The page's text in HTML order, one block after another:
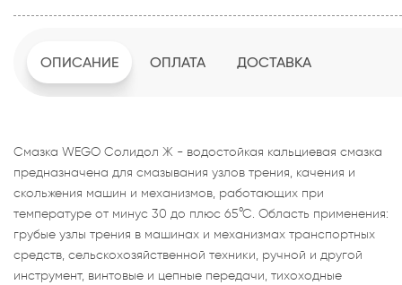
ОПИСАНИЕ ОПЛАТА ДОСТАВКА
Смазка WEGO Солидол Ж - водостойкая кальциевая смазка
предназначена для смазывания узлов трения, качения и
скольжения машин и механизмов, работающих при
температуре от минус 30 до плюс 65°С. Область применения:
грубые узлы трения в машинах и механизмах транспортных
средств, сельскохозяйственной техники, ручной и другой
инструмент, винтовые и цепные передачи, тихоходные